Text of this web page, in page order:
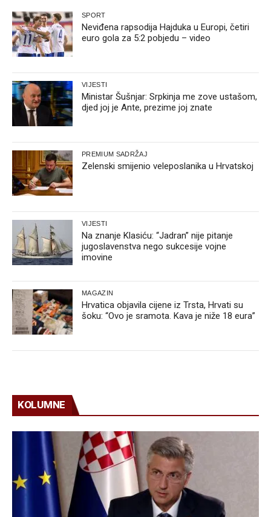
SPORT
Neviđena rapsodija Hajduka u Europi, četiri
euro gola za 5:2 pobjedu – video
VIJESTI
Ministar Šušnjar: Srpkinja me zove ustašom,
djed joj je Ante, prezime joj znate
PREMIUM SADRŽAJ
Zelenski smijenio veleposlanika u Hrvatskoj
VIJESTI
Na znanje Klasiću: “Jadran” nije pitanje
jugoslavenstva nego sukcesije vojne
imovine
MAGAZIN
Hrvatica objavila cijene iz Trsta, Hrvati su
šoku: “Ovo je sramota. Kava je niže 18 eura”
KOLUMNE